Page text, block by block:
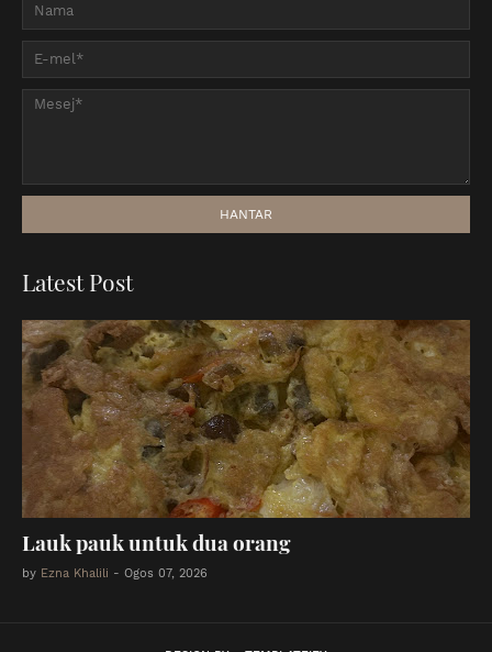
Latest Post
Lauk pauk untuk dua orang
by Ezna Khalili - Ogos 07, 2026